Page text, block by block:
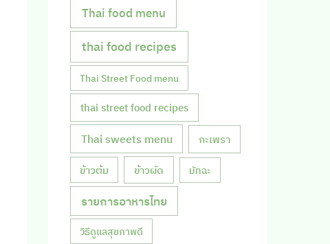
Thai food menu
thai food recipes
Thai Street Food menu
thai street food recipes
Thai sweets menu กะเพรา
ข้าวต้ม ข้าวผัด มัทฉะ
รายการอาหารไทย
วิธีดูแลสุขภาพดี